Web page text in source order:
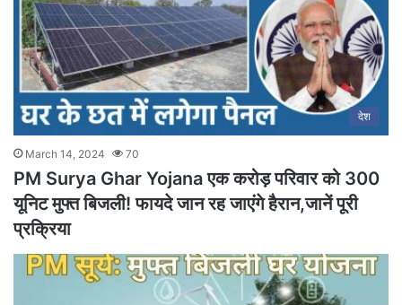
देश
March 14, 2024 70
PM Surya Ghar Yojana एक करोड़ परिवार को 300
यूनिट मुफ्त बिजली! फायदे जान रह जाएंगे हैरान,जानें पूरी
प्रक्रिया